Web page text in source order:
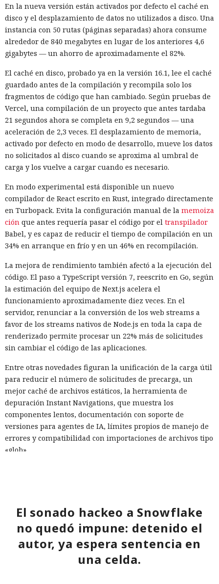
En la nueva versión están activados por defecto el caché en
disco y el desplazamiento de datos no utilizados a disco. Una
instancia con 50 rutas (páginas separadas) ahora consume
alrededor de 840 megabytes en lugar de los anteriores 4,6
gigabytes — un ahorro de aproximadamente el 82%.
El caché en disco, probado ya en la versión 16.1, lee el caché
guardado antes de la compilación y recompila solo los
fragmentos de código que han cambiado. Según pruebas de
Vercel, una compilación de un proyecto que antes tardaba
21 segundos ahora se completa en 9,2 segundos — una
aceleración de 2,3 veces. El desplazamiento de memoria,
activado por defecto en modo de desarrollo, mueve los datos
no solicitados al disco cuando se aproxima al umbral de
carga y los vuelve a cargar cuando es necesario.
En modo experimental está disponible un nuevo
compilador de React escrito en Rust, integrado directamente
en Turbopack. Evita la configuración manual de la memoiza
ción que antes requería pasar el código por el transpilador
Babel, y es capaz de reducir el tiempo de compilación en un
34% en arranque en frío y en un 46% en recompilación.
La mejora de rendimiento también afectó a la ejecución del
código. El paso a TypeScript versión 7, reescrito en Go, según
la estimación del equipo de Next.js acelera el
funcionamiento aproximadamente diez veces. En el
servidor, renunciar a la conversión de los web streams a
favor de los streams nativos de Node.js en toda la capa de
renderizado permite procesar un 22% más de solicitudes
sin cambiar el código de las aplicaciones.
Entre otras novedades figuran la unificación de la carga útil
para reducir el número de solicitudes de precarga, un
mejor caché de archivos estáticos, la herramienta de
depuración Instant Navigations, que muestra los
componentes lentos, documentación con soporte de
versiones para agentes de IA, límites propios de manejo de
errores y compatibilidad con importaciones de archivos tipo
«glob».
descargas del framework superó los mil millones — casi el
doble del año pasado, que fue de alrededor de 520 millones.
El sonado hackeo a Snowflake
no quedó impune: detenido el
autor, ya espera sentencia en
una celda.